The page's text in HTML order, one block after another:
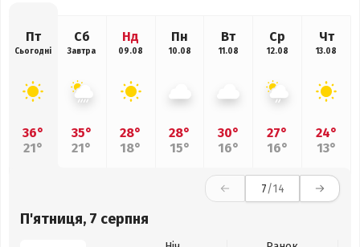
Пт
Сьогодні
36°
21°
Сб
Завтра
35°
21°
Нд
09.08
28°
18°
Пн
10.08
28°
15°
Вт
11.08
30°
16°
Ср
12.08
27°
16°
Чт
13.08
24°
13°
7/14
П'ятниця, 7 серпня